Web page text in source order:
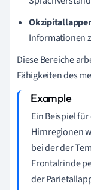
Informationen
Diese Bereiche
Fähigkeiten des
Ein Beispiel
Hirnregionen
bei der der
Frontalrinde
der